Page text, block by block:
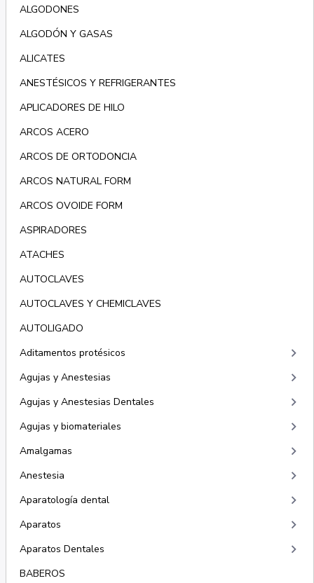
ALGODONES
ALGODÓN Y GASAS
ALICATES
ANESTÉSICOS Y REFRIGERANTES
APLICADORES DE HILO
ARCOS ACERO
ARCOS DE ORTODONCIA
ARCOS NATURAL FORM
ARCOS OVOIDE FORM
ASPIRADORES
ATACHES
AUTOCLAVES
AUTOCLAVES Y CHEMICLAVES
AUTOLIGADO
Aditamentos protésicos
keyboard_arrow_right
Agujas y Anestesias keyboard_arrow_right
Agujas y Anestesias Dentales keyboard_arrow_right
Agujas y biomateriales keyboard_arrow_right
Amalgamas keyboard_arrow_right
Anestesia keyboard_arrow_right
Aparatología dental keyboard_arrow_right
Aparatos keyboard_arrow_right
Aparatos Dentales keyboard_arrow_right
BABEROS